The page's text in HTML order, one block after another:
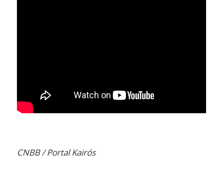
CNBB / Portal Kairós